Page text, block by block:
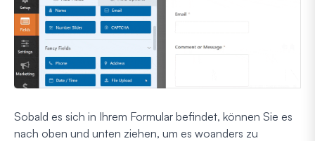
Sobald es sich in Ihrem Formular befindet, können Sie es
nach oben und unten ziehen, um es woanders zu